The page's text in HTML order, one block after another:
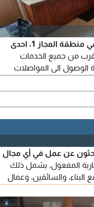
متوفر الآن سكن شباب راق ونظيف في منطقة المجاز 1، احدى
من جميع الخدمات
الوصول الى المواصلات
موقع مميز قريب من جميع
متوفرة مناسب
يرجى التواصل
يبحثون عن عمل في أي مجال
المفعول. يشمل ذلك
والسائقين، وعمال
على استعداد للانضمام الى
4